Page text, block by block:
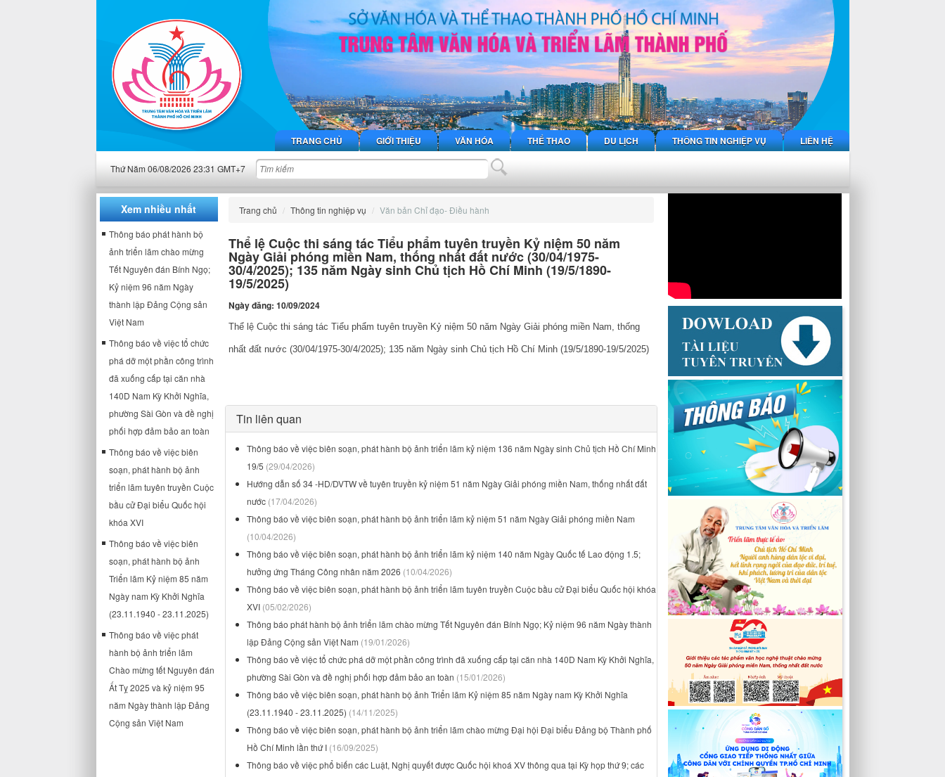
TRANG CHỦ GIỚI THIỆU VĂN HÓA THỂ THAO DU LỊCH THÔNG TIN NGHIỆP VỤ LIÊN HỆ
Thứ Năm 06/08/2026 23:31 GMT+7
Xem nhiều nhất
Thông báo phát hành bộ
ảnh triển lãm chào mừng
Tết Nguyên đán Bính Ngọ;
Kỷ niệm 96 năm Ngày
thành lập Đảng Cộng sản
Việt Nam
Thông báo về việc tổ chức
phá dỡ một phần công trình
đã xuống cấp tại căn nhà
140D Nam Kỳ Khởi Nghĩa,
phường Sài Gòn và đề nghị
phối hợp đảm bảo an toàn
Thông báo về việc biên
soạn, phát hành bộ ảnh
triển lãm tuyên truyền Cuộc
bầu cử Đại biểu Quốc hội
khóa XVI
Thông báo về việc biên
soạn, phát hành bộ ảnh
Triển lãm Kỷ niệm 85 năm
Ngày nam Kỳ Khởi Nghĩa
(23.11.1940 - 23.11.2025)
Thông báo về việc phát
hành bộ ảnh triển lãm
Chào mừng tết Nguyên đán
Ất Tỵ 2025 và kỷ niệm 95
năm Ngày thành lập Đảng
Cộng sản Việt Nam
Trang chủ Thông tin nghiệp vụ Văn bản Chỉ đạo- Điều hành
Thể lệ Cuộc thi sáng tác Tiểu phẩm tuyên truyền Kỷ niệm 50 năm
Ngày Giải phóng miền Nam, thống nhất đất nước (30/04/1975-
30/4/2025); 135 năm Ngày sinh Chủ tịch Hồ Chí Minh (19/5/1890-
19/5/2025)
Ngày đăng: 10/09/2024
Thể lệ Cuộc thi sáng tác Tiểu phẩm tuyên truyền Kỷ niệm 50 năm Ngày Giải phóng miền Nam, thống
nhất đất nước (30/04/1975-30/4/2025); 135 năm Ngày sinh Chủ tịch Hồ Chí Minh (19/5/1890-19/5/2025)
Tin liên quan
Thông báo về việc biên soạn, phát hành bộ ảnh triển lãm kỷ niệm 136 năm Ngày sinh Chủ tịch Hồ Chí Minh
19/5 (29/04/2026)
Hướng dẫn số 34 -HD/DVTW về tuyên truyền kỷ niệm 51 năm Ngày Giải phóng miền Nam, thống nhất đất
nước (17/04/2026)
Thông báo về việc biên soạn, phát hành bộ ảnh triển lãm kỷ niệm 51 năm Ngày Giải phóng miền Nam
(10/04/2026)
Thông báo về việc biên soạn, phát hành bộ ảnh triển lãm kỷ niệm 140 năm Ngày Quốc tế Lao động 1.5;
hưởng ứng Tháng Công nhân năm 2026 (10/04/2026)
Thông báo về việc biên soạn, phát hành bộ ảnh triển lãm tuyên truyền Cuộc bầu cử Đại biểu Quốc hội khóa
XVI (05/02/2026)
Thông báo phát hành bộ ảnh triển lãm chào mừng Tết Nguyên đán Bính Ngọ; Kỷ niệm 96 năm Ngày thành
lập Đảng Cộng sản Việt Nam (19/01/2026)
Thông báo về việc tổ chức phá dỡ một phần công trình đã xuống cấp tại căn nhà 140D Nam Kỳ Khởi Nghĩa,
phường Sài Gòn và đề nghị phối hợp đảm bảo an toàn (15/01/2026)
Thông báo về việc biên soạn, phát hành bộ ảnh Triển lãm Kỷ niệm 85 năm Ngày nam Kỳ Khởi Nghĩa
(23.11.1940 - 23.11.2025) (14/11/2025)
Thông báo về việc biên soạn, phát hành bộ ảnh triển lãm chào mừng Đại hội Đại biểu Đảng bộ Thành phố
Hồ Chí Minh lần thứ I (16/09/2025)
Thông báo về việc phổ biến các Luật, Nghị quyết được Quốc hội khoá XV thông qua tại Kỳ họp thứ 9; các